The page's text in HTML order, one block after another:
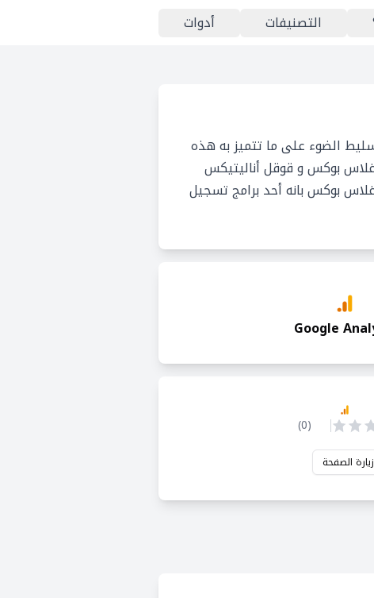
التصنيفات أدوات
الضوء على ما تتميز به هذه
غلاس بوكس و قوقل أناليتيكس
غلاس بوكس بانه أحد برامج تسجيل
Google
(
0
)
زيارة الصفحة